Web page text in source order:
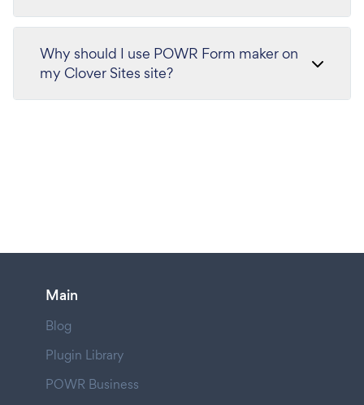
Why should I use POWR Form maker on
my Clover Sites site?
Main
Blog
Plugin Library
POWR Business